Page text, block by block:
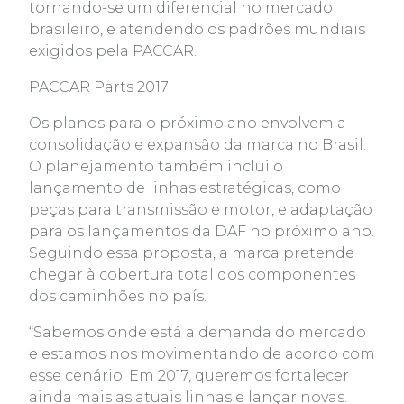
tornando-se um diferencial no mercado
brasileiro, e atendendo os padrões mundiais
exigidos pela PACCAR.
PACCAR Parts 2017
Os planos para o próximo ano envolvem a
consolidação e expansão da marca no Brasil.
O planejamento também inclui o
lançamento de linhas estratégicas, como
peças para transmissão e motor, e adaptação
para os lançamentos da DAF no próximo ano.
Seguindo essa proposta, a marca pretende
chegar à cobertura total dos componentes
dos caminhões no país.
“Sabemos onde está a demanda do mercado
e estamos nos movimentando de acordo com
esse cenário. Em 2017, queremos fortalecer
ainda mais as atuais linhas e lançar novas.